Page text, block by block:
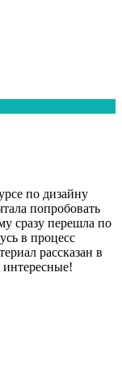
по дизайну
попробовать
сразу перешла по
в процесс
рассказан в
интересные!